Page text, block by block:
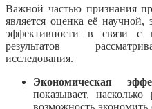
Важной частью признания
является оценка её
эффективности в связи с
результатов
исследования.
Экономическая
показывает, насколько
возможность